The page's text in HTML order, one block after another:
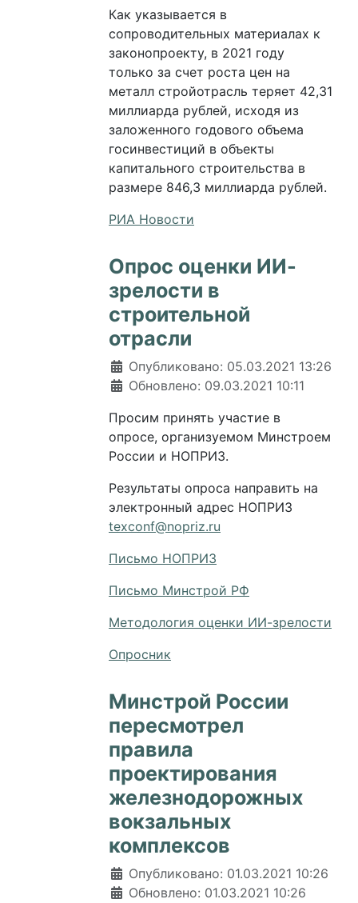
Как указывается в
сопроводительных материалах к
законопроекту, в 2021 году
только за счет роста цен на
металл стройотрасль теряет 42,31
миллиарда рублей, исходя из
заложенного годового объема
госинвестиций в объекты
капитального строительства в
размере 846,3 миллиарда рублей.
РИА Новости
Опрос оценки ИИ-
зрелости в
строительной
отрасли
Информация о материале
Опубликовано: 05.03.2021 13:26
Обновлено: 09.03.2021 10:11
Просим принять участие в
опросе, организуемом Минстроем
России и НОПРИЗ.
Результаты опроса направить на
электронный адрес НОПРИЗ
texconf@nopriz.ru
Письмо НОПРИЗ
Письмо Минстрой РФ
Методология оценки ИИ-зрелости
Опросник
Минстрой России
пересмотрел
правила
проектирования
железнодорожных
вокзальных
комплексов
Информация о материале
Опубликовано: 01.03.2021 10:26
Обновлено: 01.03.2021 10:26